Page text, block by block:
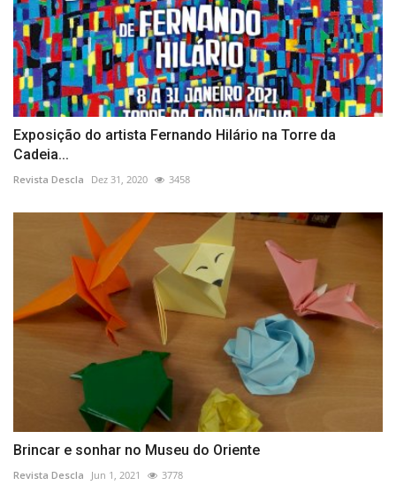
Exposição do artista Fernando Hilário na Torre da
Cadeia...
Revista Descla Dez 31, 2020 3458
Brincar e sonhar no Museu do Oriente
Revista Descla Jun 1, 2021 3778